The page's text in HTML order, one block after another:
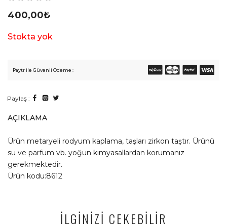
400,00₺
Stokta yok
Paytr ile Güvenli Ödeme :
Paylaş :
AÇIKLAMA
Ürün metaryeli rodyum kaplama, taşları zirkon taştır. Ürünü
su ve parfum vb. yoğun kimyasallardan korumanız
gerekmektedir.
Ürün kodu:8612
İLGİNİZİ ÇEKEBİLİR